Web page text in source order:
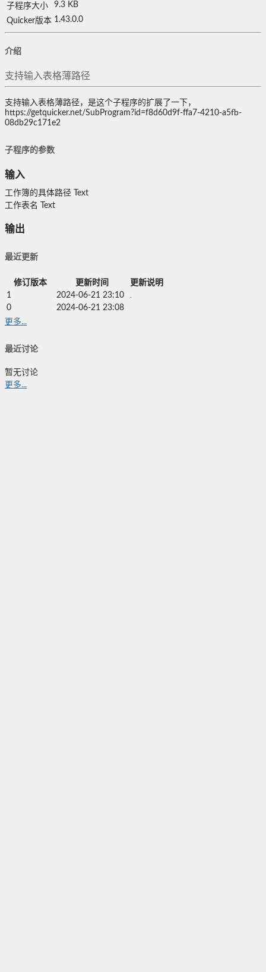
子程序大小
9.3 KB
Quicker版本 1.43.0.0
介绍
支持输入表格薄路径
支持输入表格薄路径，是这个子程序的扩展了一下，
https://getquicker.net/SubProgram?id=f8d60d9f-ffa7-4210-a5fb-
08db29c171e2
子程序的参数
输入
工作簿的具体路径
Text
工作表名
Text
输出
最近更新
修订版本 更新时间
更新说明
1
2024-06-21 23:10
0
2024-06-21 23:08
更多...
最近讨论
暂无讨论
更多...